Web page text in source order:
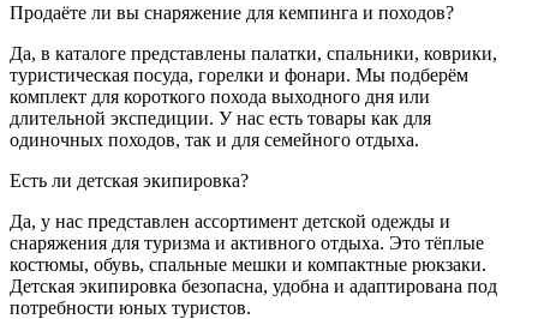
Продаёте ли вы снаряжение для кемпинга и походов?
Да, в каталоге представлены палатки, спальники, коврики,
туристическая посуда, горелки и фонари. Мы подберём
комплект для короткого похода выходного дня или
длительной экспедиции. У нас есть товары как для
одиночных походов, так и для семейного отдыха.
Есть ли детская экипировка?
Да, у нас представлен ассортимент детской одежды и
снаряжения для туризма и активного отдыха. Это тёплые
костюмы, обувь, спальные мешки и компактные рюкзаки.
Детская экипировка безопасна, удобна и адаптирована под
потребности юных туристов.